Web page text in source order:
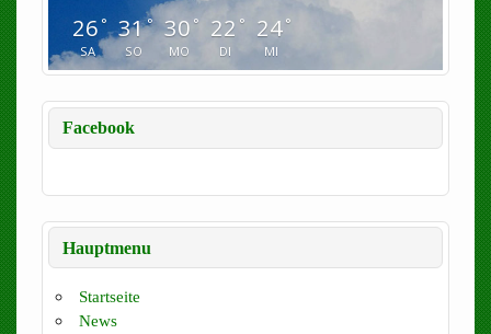
26 °
SA
31°
SO
30 °
MO
22 °
DI
24°
MI
Facebook
Hauptmenu
Startseite
News